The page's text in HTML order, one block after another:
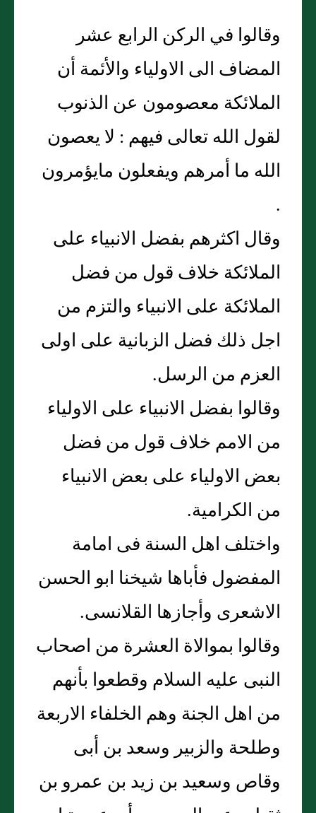
وقالوا في الركن الرابع عشر
المضاف الى الاولياء والأئمة أن
الملائكة معصومون عن الذنوب
لقول الله تعالى فيهم : لا يعصون
الله ما أمرهم ويفعلون مايؤمرون
.
وقال اكثرهم بفضل الانبياء على
الملائكة خلاف قول من فضل
الملائكة على الانبياء والتزم من
اجل ذلك فضل الزبانية على اولى
العزم من الرسل.
وقالوا بفضل الانبياء على الاولياء
من الامم خلاف قول من فضل
بعض الاولياء على بعض الانبياء
من الكرامية.
واختلف اهل السنة فى امامة
المفضول فأباها شيخنا ابو الحسن
الاشعرى وأجازها القلانسى.
وقالوا بموالاة العشرة من اصحاب
النبى عليه السلام وقطعوا بأنهم
من اهل الجنة وهم الخلفاء الاربعة
وطلحة والزبير وسعد بن أبى
وقاص وسعيد بن زيد بن عمرو بن